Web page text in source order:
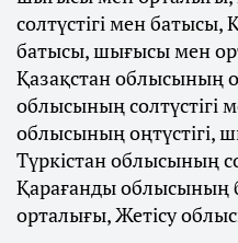
солтүстігі мен
батысы, шығысы мен
Қазақстан облысының
облысының солтүстігі
облысының оңтүстігі,
Түркістан облысының
Қарағанды облысының
орталығы, Жетісу